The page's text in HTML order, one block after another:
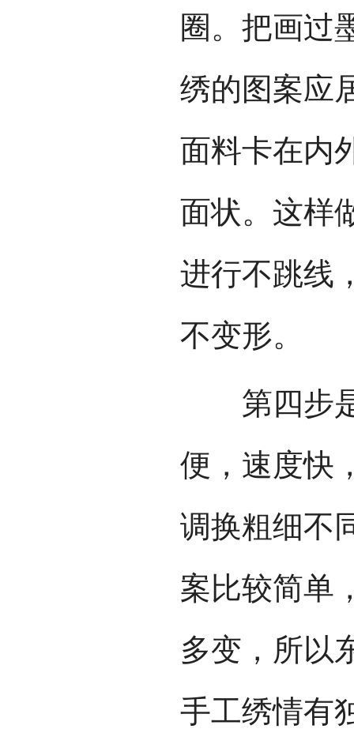
圈。把画过
绣的图案应
面料卡在内
面状。这样
进行不跳线
不变形。
第四步是
便，速度快
调换粗细不
案比较简单
多变，所以
手工绣情有